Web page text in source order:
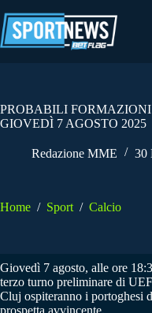
al
contenuto
PROBABILI
GIOVEDÌ 7 AGOSTO 2025
Redazione MME 30
Home / Sport / Calcio
Giovedì 7 agosto, alle ore
terzo turno preliminare di
Cluj ospiteranno i portoghesi